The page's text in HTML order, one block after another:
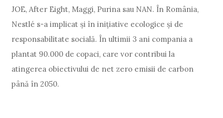
JOE, After Eight, Maggi, Purina sau NAN. În România,
Nestlé s-a implicat și în inițiative ecologice și de
responsabilitate socială. În ultimii 3 ani compania a
plantat 90.000 de copaci, care vor contribui la
atingerea obiectivului de net zero emisii de carbon
până în 2050.